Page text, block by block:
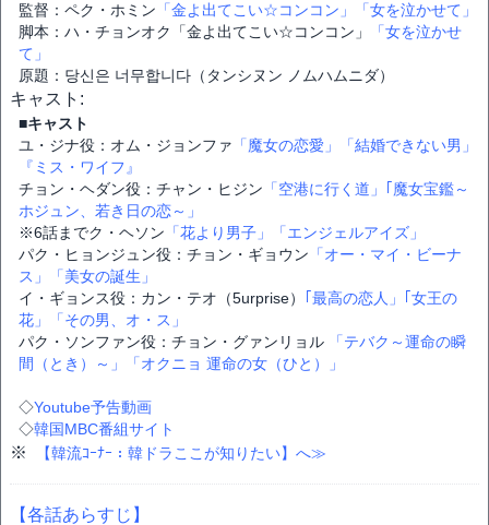
監督：ペク・ホミン 「金よ出てこい☆コンコン」
「女を泣かせて」
脚本：ハ・チョンオク「金よ出てこい☆コンコン」
「女を泣かせ
て」
原題：당신은 너무합니다（タンシヌン ノムハムニダ）
キャスト:
■キャスト
ユ・ジナ役：オム・ジョンファ 「魔女の恋愛」
「結婚できない男」
『ミス・ワイフ』
チョン・ヘダン役：チャン・ヒジン 「空港に行く道」
｢魔女宝鑑～
ホジュン、若き日の恋～」
※6話までク・ヘソン 「花より男子」
「エンジェルアイズ」
パク・ヒョンジュン役：チョン・ギョウン 「オー・マイ・ビーナ
ス」
「美女の誕生」
イ・ギョンス役：カン・テオ（5urprise）
｢最高の恋人」
｢女王の
花」
「その男、オ・ス」
パク・ソンファン役：チョン・グァンリョル 「テバク～運命の瞬
間（とき）～」
「オクニョ 運命の女（ひと）」
◇Youtube予告動画
◇韓国MBC番組サイト
※ 【韓流ｺｰﾅｰ：韓ドラここが知りたい】へ≫
【各話あらすじ】